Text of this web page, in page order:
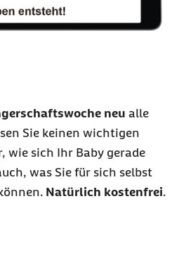
neu alle
Sie keinen wichtigen
wie sich Ihr Baby gerade
was Sie für sich selbst
Natürlich kostenfrei.